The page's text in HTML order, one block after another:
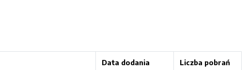
Data dodania Liczba pobrań